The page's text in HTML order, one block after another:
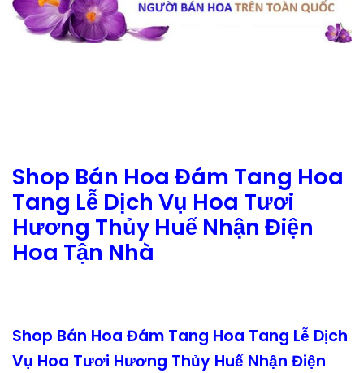
Shop Bán Hoa Đám Tang Hoa
Tang Lễ Dịch Vụ Hoa Tươi
Hương Thủy Huế Nhận Điện
Hoa Tận Nhà
Shop Bán Hoa Đám Tang Hoa Tang Lễ Dịch
Vụ Hoa Tươi Hương Thủy Huế Nhận Điện